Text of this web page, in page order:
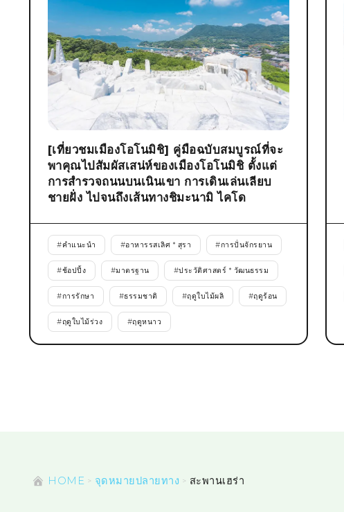
[เที่ยวชมเมืองโอโนมิชิ] คู่มือฉบับสมบูรณ์ที่จะ
พาคุณไปสัมผัสเสน่ห์ของเมืองโอโนมิชิ ตั้งแต่
การสำรวจถนนบนเนินเขา การเดินเล่นเลียบ
ชายฝั่ง ไปจนถึงเส้นทางชิมะนามิ ไคโด
#คำแนะนำ #อาหารรสเลิศ * สุรา #การปั่นจักรยาน
#ช้อปปิ้ง #มาตรฐาน #ประวัติศาสตร์ * วัฒนธรรม
#การรักษา #ธรรมชาติ #ฤดูใบไม้ผลิ #ฤดูร้อน
#ฤดูใบไม้ร่วง #ฤดูหนาว
HOME จุดหมายปลายทาง สะพานเฮร่า